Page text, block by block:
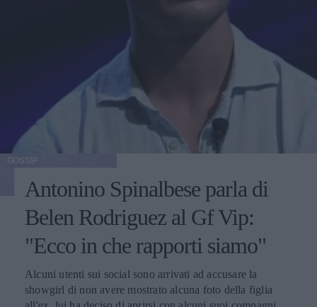
Antonino Spinalbese parla di
Belen Rodriguez al Gf Vip:
"Ecco in che rapporti siamo"
Alcuni utenti sui social sono arrivati ad accusare la
showgirl di non avere mostrato alcuna foto della figlia